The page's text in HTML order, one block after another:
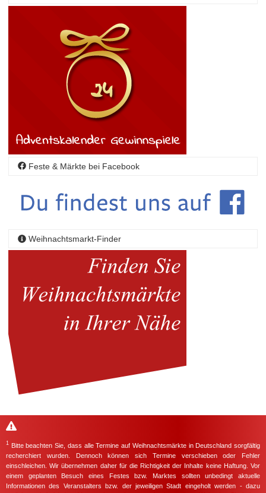
Feste & Märkte bei Facebook
Weihnachtsmarkt-Finder
1 Bitte beachten Sie, dass alle Termine auf Weihnachtsmärkte in Deutschland sorgfältig
recherchiert wurden. Dennoch können sich Termine verschieben oder Fehler
einschleichen. Wir übernehmen daher für die Richtigkeit der Inhalte keine Haftung. Vor
einem geplanten Besuch eines Festes bzw. Marktes sollten unbedingt aktuelle
Informationen des Veranstalters bzw. der jeweiligen Stadt eingeholt werden - dazu